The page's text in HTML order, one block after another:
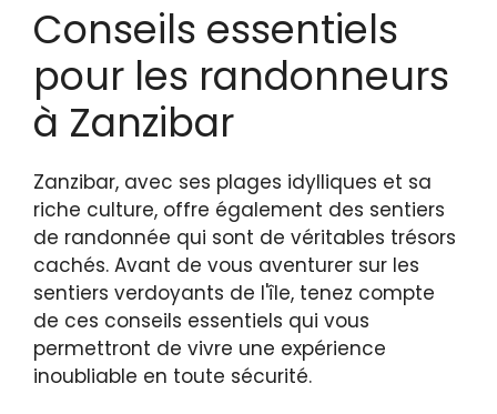
Conseils essentiels
pour les randonneurs
à Zanzibar
Zanzibar, avec ses plages idylliques et sa
riche culture, offre également des sentiers
de randonnée qui sont de véritables trésors
cachés. Avant de vous aventurer sur les
sentiers verdoyants de l'île, tenez compte
de ces conseils essentiels qui vous
permettront de vivre une expérience
inoubliable en toute sécurité.